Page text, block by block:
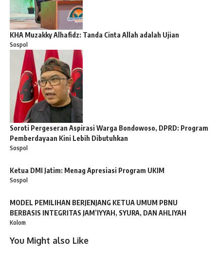
KHA Muzakky Alhafidz: Tanda Cinta Allah adalah Ujian
Sospol
Soroti Pergeseran Aspirasi Warga Bondowoso, DPRD: Program
Pemberdayaan Kini Lebih Dibutuhkan
Sospol
Ketua DMI Jatim: Menag Apresiasi Program UKIM
Sospol
MODEL PEMILIHAN BERJENJANG KETUA UMUM PBNU
BERBASIS INTEGRITAS JAM’IYYAH, SYURA, DAN AHLIYAH
Kolom
You Might also Like